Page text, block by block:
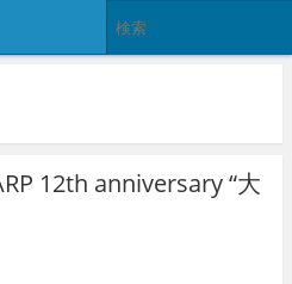
12th anniversary “大